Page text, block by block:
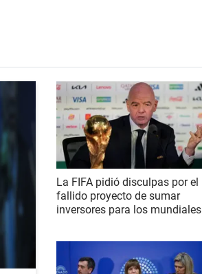
La FIFA pidió disculpas por el
fallido proyecto de sumar
inversores para los mundiales